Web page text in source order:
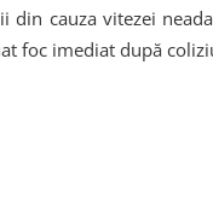
din cauza vitezei
foc imediat după